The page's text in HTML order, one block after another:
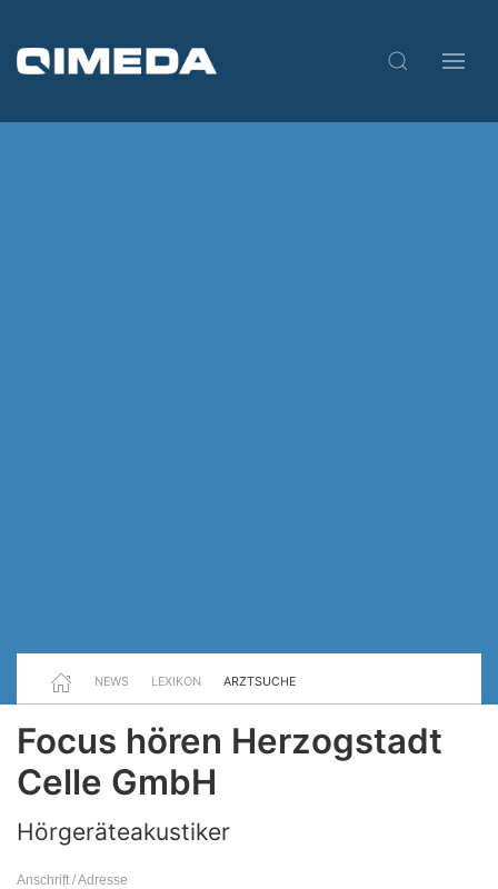
NEWS LEXIKON ARZTSUCHE
Focus hören Herzogstadt
Celle GmbH
Hörgeräteakustiker
Anschrift / Adresse